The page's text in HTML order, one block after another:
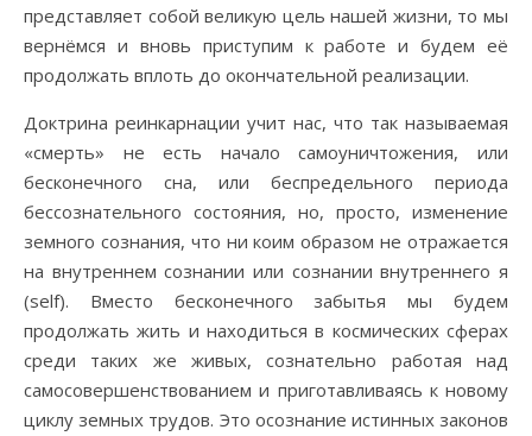
представляет собой великую цель нашей жизни, то мы
вернёмся и вновь приступим к работе и будем её
продолжать вплоть до окончательной реализации.
Доктрина реинкарнации учит нас, что так называемая
«смерть» не есть начало самоуничтожения, или
бесконечного сна, или беспредельного периода
бессознательного состояния, но, просто, изменение
земного сознания, что ни коим образом не отражается
на внутреннем сознании или сознании внутреннего я
(self). Вместо бесконечного забытья мы будем
продолжать жить и находиться в космических сферах
среди таких же живых, сознательно работая над
самосовершенствованием и приготавливаясь к новому
циклу земных трудов. Это осознание истинных законов